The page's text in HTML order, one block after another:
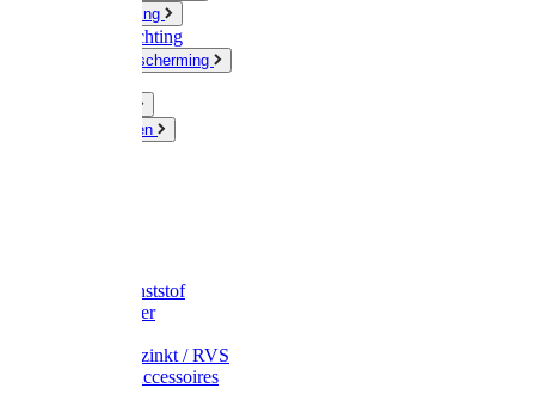
Winterkleding
Winkelinrichting
Gelaatsbescherming
Knaagdieren
Emmer kunststof
Schepemmer
Emmer verzinkt / RVS
Regenton accessoires